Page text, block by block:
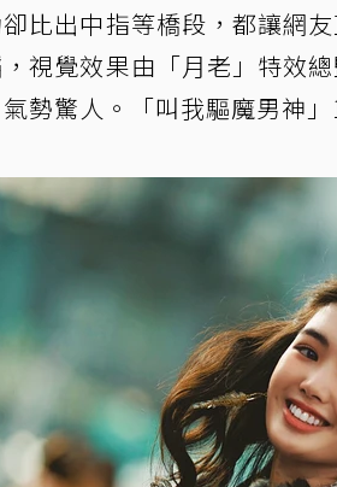
比出中指等橋段，都讓網
視覺效果由「月老」特效
勢驚人。「叫我驅魔男神